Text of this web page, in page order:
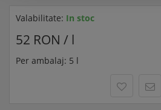
Valabilitate: In stoc
52 RON / l
Per ambalaj: 5 l